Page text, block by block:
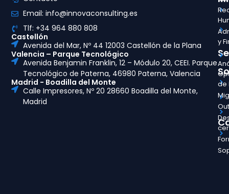
y
de
Email: info@innovaconsulting.es
Tlf: +34 964 880 808
Castellón
Avenida del Mar, Nº 44 12003 Castellón de la Plana
Valencia – Parque Tecnológico
Avenida Benjamin Franklin, 12 – Módulo 20, CEEI. Parque
Tecnológico de Paterna, 46980 Paterna, Valencia
Madrid - Boadilla del Monte
Calle Impresores, Nº 20 28660 Boadilla del Monte,
Madrid